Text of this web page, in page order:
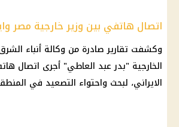
اتصال هاتفي بين وزير خارجية مصر
وكشفت تقارير صادرة من وكالة أنباء
الخارجية "بدر عبد العاطي" أجرى اتصال
الايراني، لبحث واحتواء التصعيد في